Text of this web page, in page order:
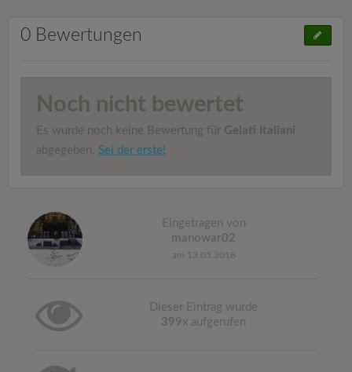
0 Bewertungen
Noch nicht bewertet
Es wurde noch keine Bewertung für Gelati Italiani
abgegeben. Sei der erste!
Eingetragen von
manowar02
am 13.05.2018
Dieser Eintrag wurde
399x aufgerufen